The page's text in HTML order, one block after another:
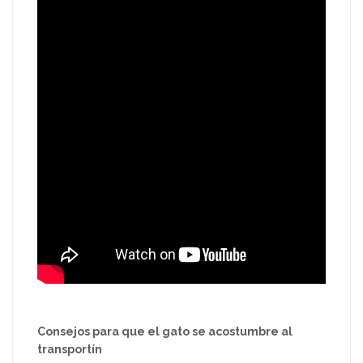
Consejos para que el gato se acostumbre al
transportín